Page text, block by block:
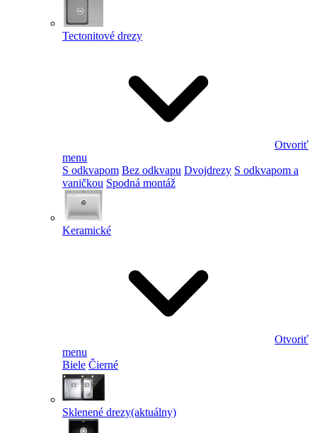
Tectonitové drezy
Otvoriť
menu
S odkvapom Bez odkvapu Dvojdrezy S odkvapom a
vaničkou Spodná montáž
Keramické
Otvoriť
menu
Biele Čierné
Sklenené drezy(aktuálny)